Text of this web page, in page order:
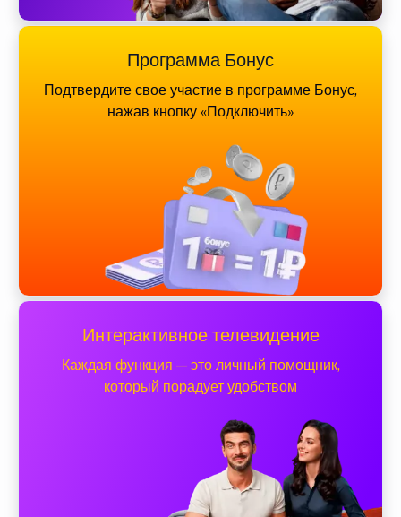
Программа Бонус
Подтвердите свое участие в программе Бонус,
нажав кнопку «Подключить»
Интерактивное телевидение
Каждая функция — это личный помощник,
который порадует удобством